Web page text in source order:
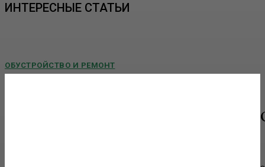
ИНТЕРЕСНЫЕ СТАТЬИ
ОБУСТРОЙСТВО И РЕМОНТ